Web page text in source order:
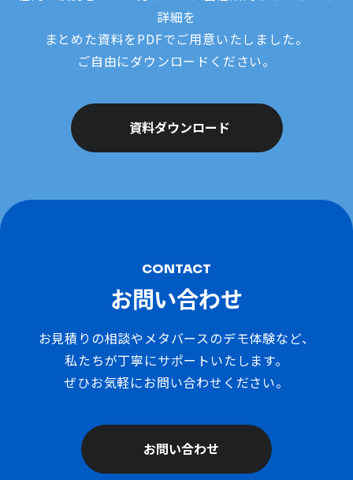
詳細を
まとめた資料をPDFでご用意いたしました。
ご自由にダウンロードください。
資料ダウンロード
CONTACT
お問い合わせ
お見積りの相談やメタバースのデモ体験など、
私たちが丁寧にサポートいたします。
ぜひお気軽にお問い合わせください。
お問い合わせ